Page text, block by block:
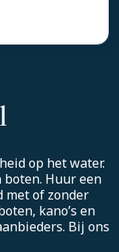
op het water.
Huur een
met of zonder
kano’s en
Bij ons